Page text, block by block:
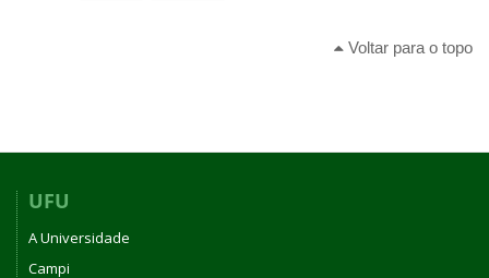
Voltar para o topo
UFU
A Universidade
Campi